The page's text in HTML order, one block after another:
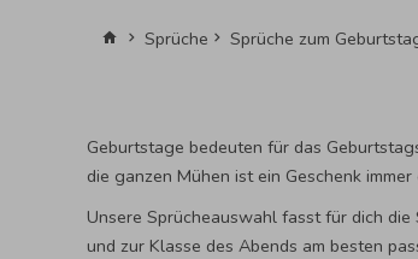
Sprüche Sprüche zum
Geburtstage bedeuten für das
die ganzen Mühen ist ein Geschenk
Unsere Sprücheauswahl fasst für dich die
und zur Klasse des Abends am besten